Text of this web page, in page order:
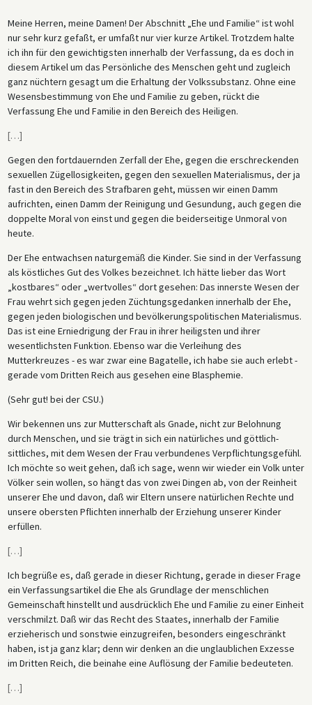
Meine Herren, meine Damen! Der Abschnitt „Ehe und Familie“ ist wohl
nur sehr kurz gefaßt, er umfaßt nur vier kurze Artikel. Trotzdem halte
ich ihn für den gewichtigsten innerhalb der Verfassung, da es doch in
diesem Artikel um das Persönliche des Menschen geht und zugleich
ganz nüchtern gesagt um die Erhaltung der Volkssubstanz. Ohne eine
Wesensbestimmung von Ehe und Familie zu geben, rückt die
Verfassung Ehe und Familie in den Bereich des Heiligen.
[…]
Gegen den fortdauernden Zerfall der Ehe, gegen die erschreckenden
sexuellen Zügellosigkeiten, gegen den sexuellen Materialismus, der ja
fast in den Bereich des Strafbaren geht, müssen wir einen Damm
aufrichten, einen Damm der Reinigung und Gesundung, auch gegen die
doppelte Moral von einst und gegen die beiderseitige Unmoral von
heute.
Der Ehe entwachsen naturgemäß die Kinder. Sie sind in der Verfassung
als köstliches Gut des Volkes bezeichnet. Ich hätte lieber das Wort
„kostbares“ oder „wertvolles“ dort gesehen: Das innerste Wesen der
Frau wehrt sich gegen jeden Züchtungsgedanken innerhalb der Ehe,
gegen jeden biologischen und bevölkerungspolitischen Materialismus.
Das ist eine Erniedrigung der Frau in ihrer heiligsten und ihrer
wesentlichsten Funktion. Ebenso war die Verleihung des
Mutterkreuzes - es war zwar eine Bagatelle, ich habe sie auch erlebt -
gerade vom Dritten Reich aus gesehen eine Blasphemie.
(Sehr gut! bei der CSU.)
Wir bekennen uns zur Mutterschaft als Gnade, nicht zur Belohnung
durch Menschen, und sie trägt in sich ein natürliches und göttlich-
sittliches, mit dem Wesen der Frau verbundenes Verpflichtungsgefühl.
Ich möchte so weit gehen, daß ich sage, wenn wir wieder ein Volk unter
Völker sein wollen, so hängt das von zwei Dingen ab, von der Reinheit
unserer Ehe und davon, daß wir Eltern unsere natürlichen Rechte und
unsere obersten Pflichten innerhalb der Erziehung unserer Kinder
erfüllen.
[…]
Ich begrüße es, daß gerade in dieser Richtung, gerade in dieser Frage
ein Verfassungsartikel die Ehe als Grundlage der menschlichen
Gemeinschaft hinstellt und ausdrücklich Ehe und Familie zu einer Einheit
verschmilzt. Daß wir das Recht des Staates, innerhalb der Familie
erzieherisch und sonstwie einzugreifen, besonders eingeschränkt
haben, ist ja ganz klar; denn wir denken an die unglaublichen Exzesse
im Dritten Reich, die beinahe eine Auflösung der Familie bedeuteten.
[…]